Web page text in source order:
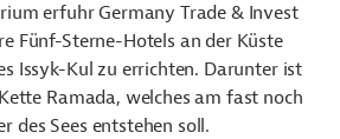
erfuhr Germany Trade & Invest
Fünf-Sterne-Hotels an der Küste
Issyk-Kul zu errichten. Darunter ist
Ramada, welches am fast noch
des Sees entstehen soll.